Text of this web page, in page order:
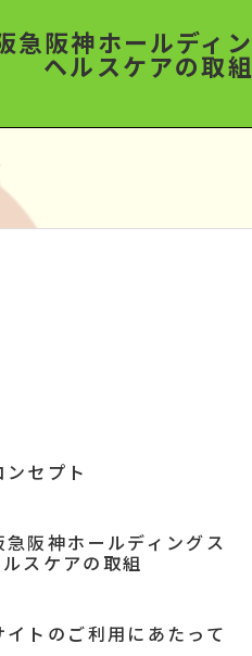
急阪神ホールディ
ヘルスケアの取組
ンセプト
急阪神ホールディングス
スケアの取組
イトのご利用にあたって